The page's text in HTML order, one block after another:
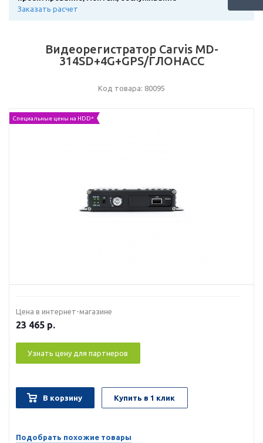
Заказать расчет
Видеорегистратор Carvis MD-
314SD+4G+GPS/ГЛОНАСС
Код товара: 80095
Специальные цены на HDD*
Цена в интернет-магазине
23 465 р.
Узнать цену для партнеров
В корзину Купить в 1 клик
Подобрать похожие товары